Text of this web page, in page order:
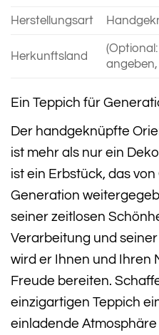
Herstellungsart
Herkunftsland
Ein Teppich für
Der handgeknüpfte
ist mehr als nur ein
ist ein Erbstück, das
Generation
seiner zeitlosen
Verarbeitung und
wird er Ihnen und Ihren
Freude bereiten.
einzigartigen Teppich
einladende